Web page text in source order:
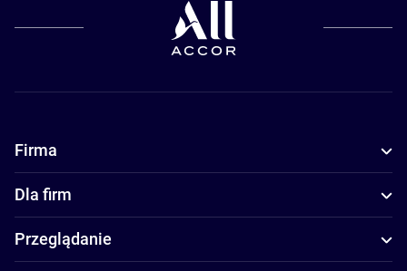
Firma
Dla firm
Przeglądanie